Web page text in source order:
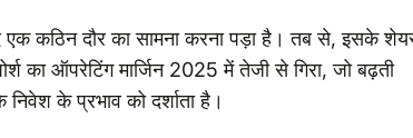
एक कठिन दौर का सामना करना पड़ा है। तब से, इसके
का ऑपरेटिंग मार्जिन 2025 में तेजी से गिरा, जो बढ़ती
के प्रभाव को दर्शाता है।